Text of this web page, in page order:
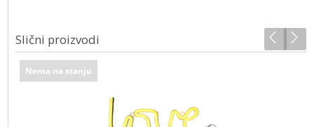
Slični proizvodi
Nema na stanju